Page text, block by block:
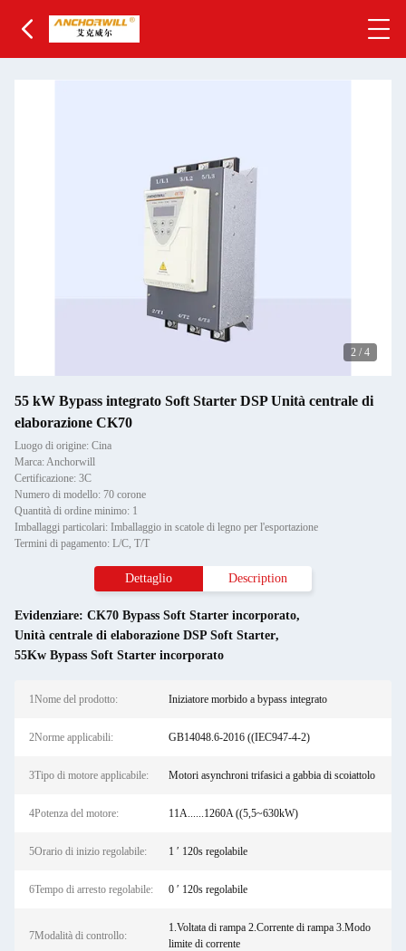
2 / 4
55 kW Bypass integrato Soft Starter DSP Unità centrale di
elaborazione CK70
Luogo di origine: Cina
Marca: Anchorwill
Certificazione: 3C
Numero di modello: 70 corone
Quantità di ordine minimo: 1
Imballaggi particolari: Imballaggio in scatole di legno per l'esportazione
Termini di pagamento: L/C, T/T
Dettaglio Description
Evidenziare: CK70 Bypass Soft Starter incorporato,
Unità centrale di elaborazione DSP Soft Starter,
55Kw Bypass Soft Starter incorporato
1Nome del prodotto: Iniziatore morbido a bypass integrato
2Norme applicabili: GB14048.6-2016 ((IEC947-4-2)
3Tipo di motore applicabile: Motori asynchroni trifasici a gabbia di scoiattolo
4Potenza del motore: 11A......1260A ((5,5~630kW)
5Orario di inizio regolabile: 1 ′ 120s regolabile
6Tempo di arresto regolabile: 0 ′ 120s regolabile
7Modalità di controllo:
1.Voltata di rampa 2.Corrente di rampa 3.Modo
limite di corrente